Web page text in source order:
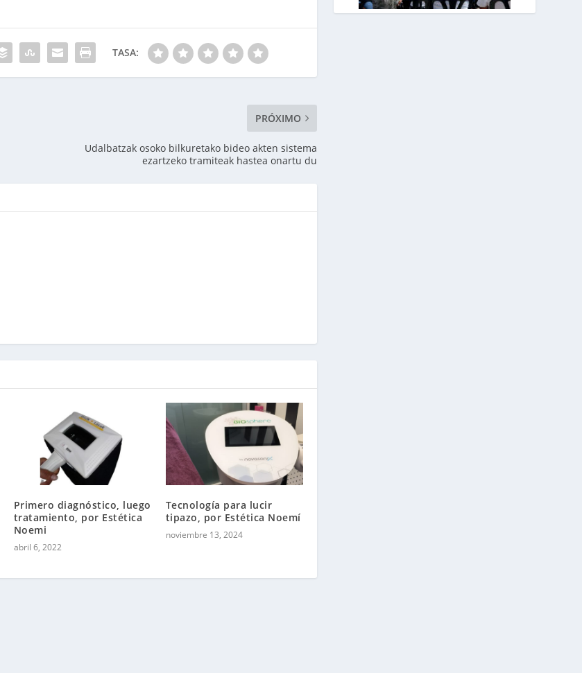
TASA:
PRÓXIMO
Udalbatzak osoko bilkuretako bideo akten sistema
ezartzeko tramiteak hastea onartu du
Primero diagnóstico, luego
tratamiento, por Estética
Noemi
abril 6, 2022
Tecnología para lucir
tipazo, por Estética Noemí
noviembre 13, 2024